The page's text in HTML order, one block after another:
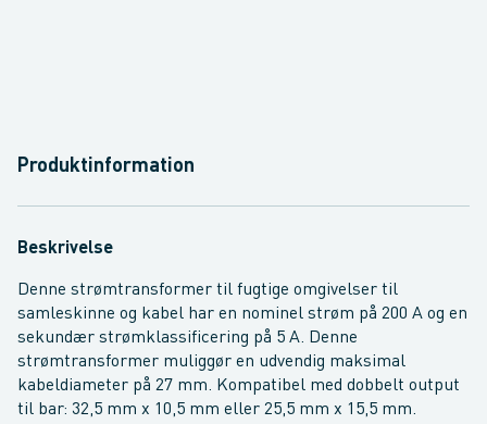
Produktinformation
Beskrivelse
Denne strømtransformer til fugtige omgivelser til
samleskinne og kabel har en nominel strøm på 200 A og en
sekundær strømklassificering på 5 A. Denne
strømtransformer muliggør en udvendig maksimal
kabeldiameter på 27 mm. Kompatibel med dobbelt output
til bar: 32,5 mm x 10,5 mm eller 25,5 mm x 15,5 mm.